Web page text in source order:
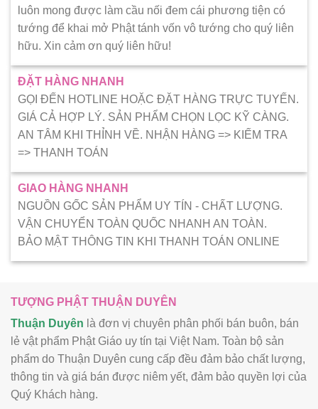
luôn mong được làm cầu nối đem cái phương tiện có
tướng để khai mở Phật tánh vốn vô tướng cho quý liên
hữu. Xin cảm ơn quý liên hữu!
ĐẶT HÀNG NHANH
GỌI ĐẾN HOTLINE HOẶC ĐẶT HÀNG TRỰC TUYẾN.
GIÁ CẢ HỢP LÝ. SẢN PHẨM CHỌN LỌC KỸ CÀNG.
AN TÂM KHI THỈNH VỀ. NHẬN HÀNG => KIẾM TRA
=> THANH TOÁN
GIAO HÀNG NHANH
NGUỒN GỐC SẢN PHẨM UY TÍN - CHẤT LƯỢNG.
VẬN CHUYỂN TOÀN QUỐC NHANH AN TOÀN.
BẢO MẬT THÔNG TIN KHI THANH TOÁN ONLINE
TƯỢNG PHẬT THUẬN DUYÊN
Thuận Duyên là đơn vị chuyên phân phối bán buôn, bán
lẻ vật phẩm Phật Giáo uy tín tại Việt Nam. Toàn bộ sản
phẩm do Thuận Duyên cung cấp đều đảm bảo chất lượng,
thông tin và giá bán được niêm yết, đảm bảo quyền lợi của
Quý Khách hàng.